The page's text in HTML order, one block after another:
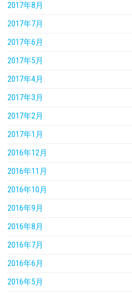
2017年8月
2017年7月
2017年6月
2017年5月
2017年4月
2017年3月
2017年2月
2017年1月
2016年12月
2016年11月
2016年10月
2016年9月
2016年8月
2016年7月
2016年6月
2016年5月